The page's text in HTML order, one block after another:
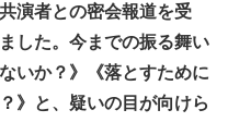
演者との密会報道を受
した。今までの振る舞い
いか？》《落とすために
》と、疑いの目が向けら